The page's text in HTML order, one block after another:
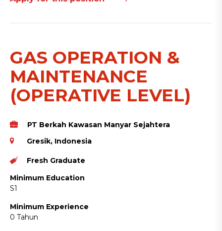
GAS OPERATION &
MAINTENANCE
(OPERATIVE LEVEL)
PT Berkah Kawasan Manyar Sejahtera
Gresik, Indonesia
Fresh Graduate
Minimum Education
S1
Minimum Experience
0 Tahun